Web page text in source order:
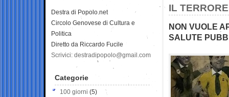
IL
NON VUOLE
SALUTE
Destra di Popolo.net
Circolo Genovese di Cultura e
Politica
Diretto da Riccardo Fucile
Scrivici: destradipopolo@gmail.com
Categorie
100 giorni (5)